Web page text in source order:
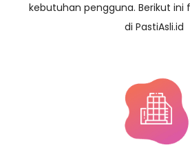
kebutuhan pengguna. Berikut
di PastiAsli.id